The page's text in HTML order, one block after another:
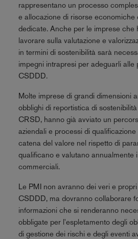
rappresentano un processo
e allocazione di risorse economiche
dedicate. Anche per le imprese che
lavorare sulla valutazione e
in termini di sostenibilità sarà
impegni intrapresi per adeguarli alle
CSDDD.
Molte imprese di grandi dimensioni
obblighi di reportistica di
CRSD, hanno già avviato un
aziendali e processi di
catena del valore nel rispetto di
qualificano e valutano annualmente
commerciali.
Le PMI non avranno dei veri e
CSDDD, ma dovranno collaborare
informazioni che si renderanno
obbligate per l'espletamento degli
di gestione dei rischi e degli eventi